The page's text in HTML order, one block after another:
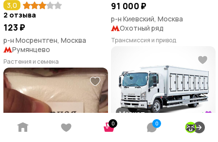
3,0
2 отзыва
123 ₽
р-н Мосрентген, Москва
Румянцево
Растения и семена
91 000 ₽
р-н Киевский, Москва
Охотный ряд
Трансмиссия и привод
Маркет
Продажа грузовой техники
0 0